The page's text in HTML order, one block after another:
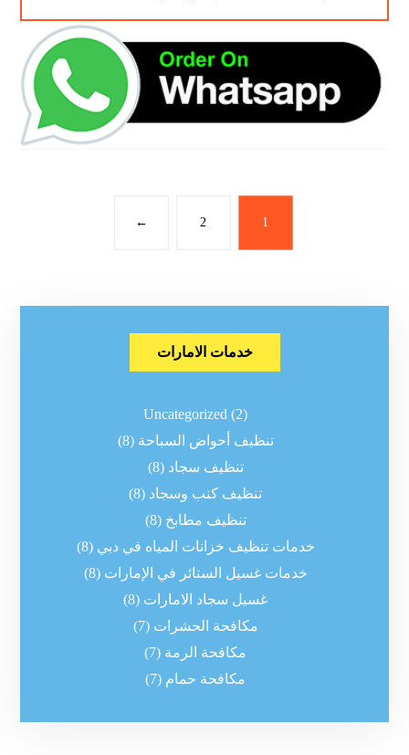
1
2
←
خدمات الامارات
Uncategorized (2)
تنظيف أحواض السباحة (8)
تنظيف سجاد (8)
تنظيف كنب وسجاد (8)
تنظيف مطابخ (8)
خدمات تنظيف خزانات المياه في دبي (8)
خدمات غسيل الستائر في الإمارات (8)
غسيل سجاد الامارات (8)
مكافحة الحشرات (7)
مكافحة الرمة (7)
مكافحة حمام (7)